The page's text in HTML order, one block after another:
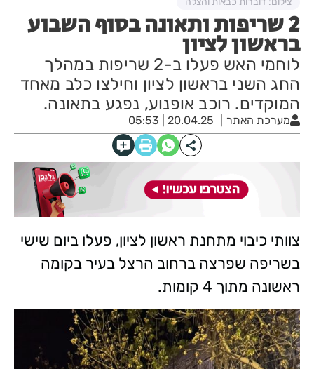
2 שריפות ותאונה בסוף השבוע
בראשון לציון
לוחמי האש פעלו ב-2 שריפות במהלך
החג השני בראשון לציון וחילצו כלב מאחד
המוקדים. רוכב אופנוע, נפגע בתאונה.
מערכת האתר 20.04.25 | 05:53
צוותי כיבוי מתחנת ראשון לציון, פעלו ביום שישי
בשריפה שפרצה ברחוב הרצל בעיר בקומה
ראשונה מתוך 4 קומות.